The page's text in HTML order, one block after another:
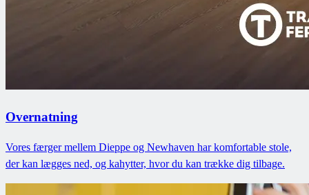
Overnatning
Vores færger mellem Dieppe og Newhaven har komfortable stole,
der kan lægges ned, og kahytter, hvor du kan trække dig tilbage.